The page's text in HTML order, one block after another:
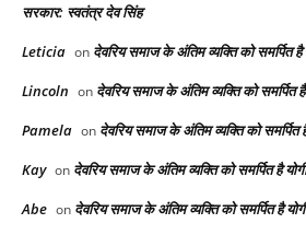
सरकार: स्वतंत्र देव सिंह
Leticia on देवरिय समाज के अंतिम व्यक्ति को समर्पित
Lincoln on देवरिय समाज के अंतिम व्यक्ति को समर्पित
Pamela on देवरिय समाज के अंतिम व्यक्ति को
Kay on देवरिय समाज के अंतिम व्यक्ति को समर्पित है
Abe on देवरिय समाज के अंतिम व्यक्ति को समर्पित है